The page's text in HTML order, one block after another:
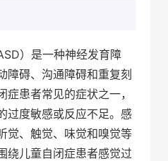
）是一种神经发育障
障碍、沟通障碍和重复刻
患者常见的症状之一，
过度敏感或反应不足。感
觉、触觉、味觉和嗅觉等
绕儿童自闭症患者感觉过